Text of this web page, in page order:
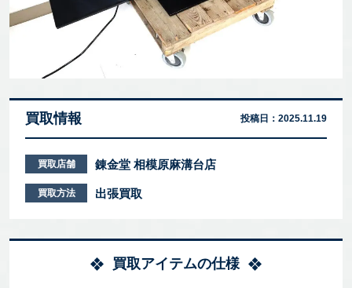
買取情報 投稿日： 2025.11.19
買取店舗 錬金堂 相模原麻溝台店
買取方法 出張買取
買取アイテムの仕様